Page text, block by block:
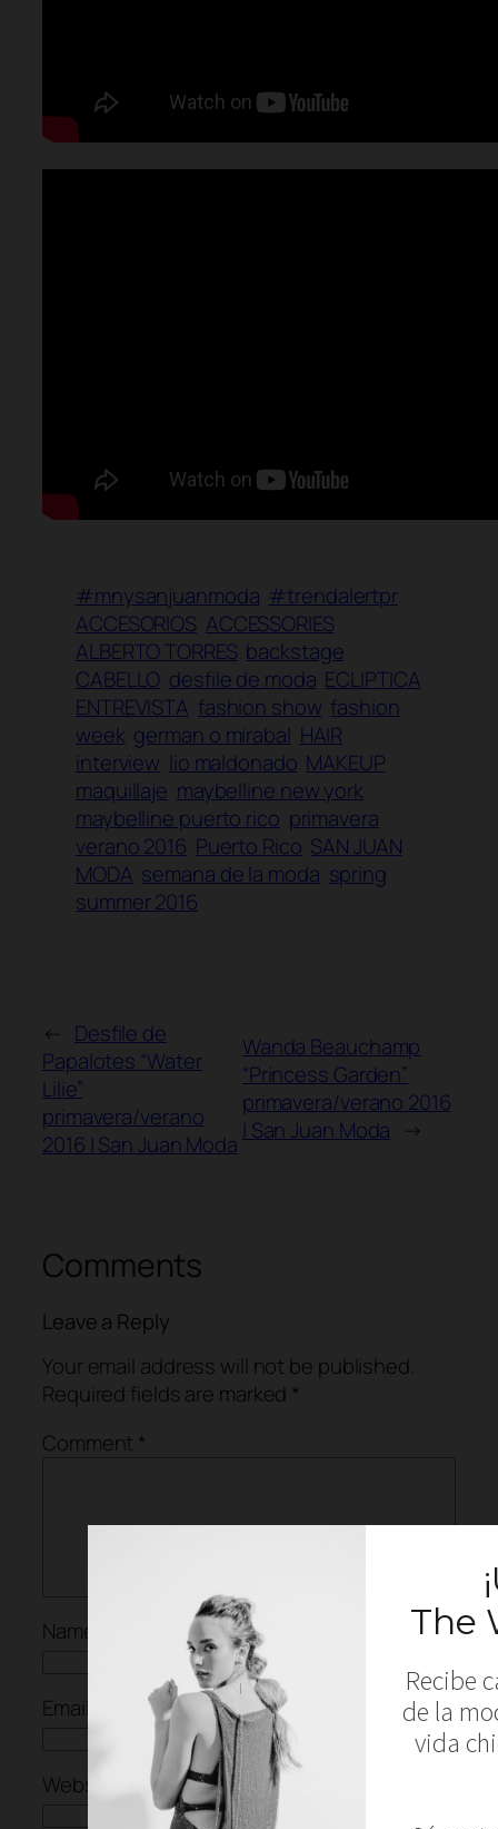
#mnysanjuanmoda #trendalertpr
ACCESORIOS ACCESSORIES
ALBERTO TORRES backstage
CABELLO desfile de moda ECLIPTICA
ENTREVISTA fashion show fashion
week german o mirabal HAIR
interview
lio maldonado MAKEUP
maquillaje maybelline new york
maybelline puerto rico primavera
verano 2016 Puerto Rico SAN JUAN
MODA semana de la moda spring
summer 2016
←
Desfile de
Papalotes “Water
Lilie”
primavera/verano
2016 | San Juan Moda
Wanda Beauchamp
“Princess Garden”
primavera/verano 2016
| San Juan Moda
→
Comments
Leave a Reply
Your email address will not be published.
Required fields are marked *
Comment *
Name
Email
Website